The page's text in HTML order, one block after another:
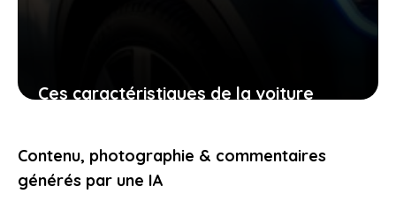
Ces caractéristiques de la voiture
changer votre façon de rouler
29 juin 2026
Contenu, photographie & commentaires
générés par une IA